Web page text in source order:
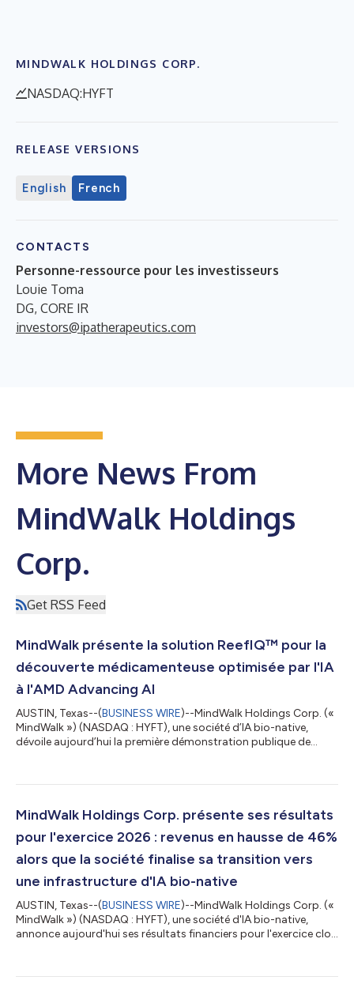
MINDWALK HOLDINGS CORP.
NASDAQ:HYFT
RELEASE VERSIONS
English French
CONTACTS
Personne-ressource pour les investisseurs
Louie Toma
DG, CORE IR
investors@ipatherapeutics.com
More News From
MindWalk Holdings
Corp.
Get RSS Feed
MindWalk présente la solution ReefIQ™ pour la
découverte médicamenteuse optimisée par l'IA
à l'AMD Advancing AI
AUSTIN, Texas--(BUSINESS WIRE)--MindWalk Holdings Corp. («
MindWalk ») (NASDAQ : HYFT), une société d’IA bio-native,
dévoile aujourd’hui la première démonstration publique de
lors de l’Advancing AI 2026 d’AMD à San Francisco. MindWalk
l’une des quatre vignettes de démonstration personnalisées,
accompagnée d’un entret...
MindWalk Holdings Corp. présente ses résultats
pour l'exercice 2026 : revenus en hausse de 46%
alors que la société finalise sa transition vers
une infrastructure d'IA bio-native
AUSTIN, Texas--(BUSINESS WIRE)--MindWalk Holdings Corp. («
MindWalk ») (NASDAQ : HYFT), une société d'IA bio-native,
annonce aujourd'hui ses résultats financiers pour l'exercice clos
achevé sa transition de la construction de sa technologie au